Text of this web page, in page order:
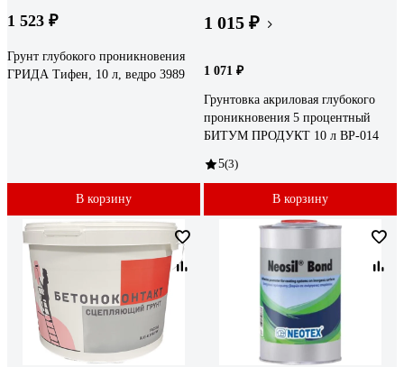
1 523 ₽
Грунт глубокого проникновения
ГРИДА Тифен, 10 л, ведро 3989
В корзину
1 015 ₽
1 071 ₽
Грунтовка акриловая глубокого
проникновения 5 процентный
БИТУМ ПРОДУКТ 10 л BP-014
5(3)
В корзину